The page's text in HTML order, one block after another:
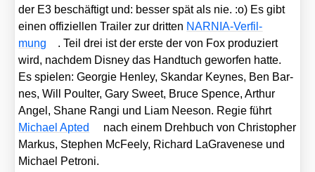
der E3 beschäf­tigt und: bes­ser spät als nie. :o) Es gibt
einen offi­zi­el­len Trai­ler zur drit­ten NAR­NIA-Ver­fil­
mung
. Teil drei ist der ers­te der von Fox pro­du­ziert
wird, nach­dem Dis­ney das Hand­tuch gewor­fen hat­te.
Es spie­len: Geor­gie Hen­ley, Skan­dar Keynes, Ben Bar­
nes, Will Poul­ter, Gary Sweet, Bruce Spence, Arthur
Angel, Shane Ran­gi und Liam Nee­son. Regie führt
Micha­el Apt­ed
nach einem Dreh­buch von Chris­to­pher
Mar­kus, Ste­phen McFee­ly, Richard LaGra­ve­ne­se und
Micha­el Petro­ni.